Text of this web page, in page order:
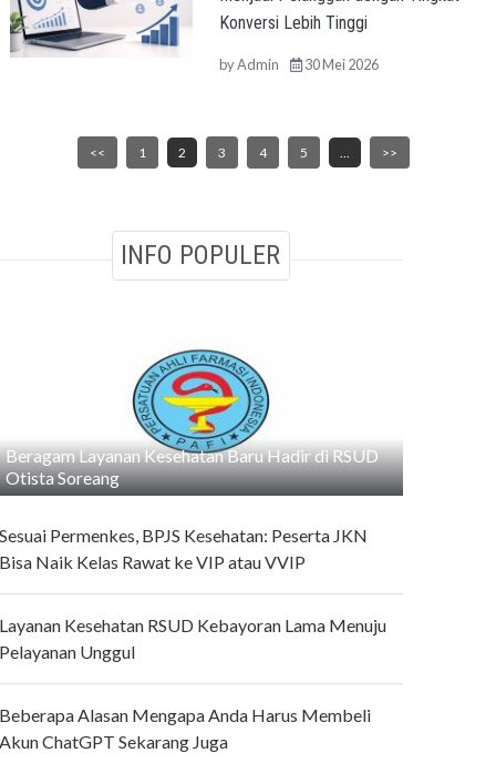
Konversi Lebih Tinggi
byAdmin 30 Mei 2026
<< 1 2 3 4 5 ... >>
INFO POPULER
Beragam Layanan Kesehatan Baru Hadir di RSUD
Otista Soreang
Permenkes, BPJS Kesehatan: Peserta JKN
Naik Kelas Rawat ke VIP atau VVIP
Kesehatan RSUD Kebayoran Lama Menuju
Unggul
Alasan Mengapa Anda Harus Membeli
ChatGPT Sekarang Juga